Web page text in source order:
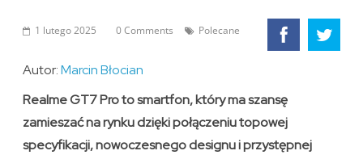
1 lutego 2025 0 Comments Polecane
Autor:Marcin Błocian
Realme GT7 Pro to smartfon, który ma szansę
zamieszać na rynku dzięki połączeniu topowej
specyfikacji, nowoczesnego designu i przystępnej